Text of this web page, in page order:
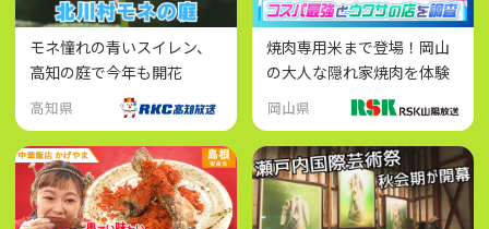
モネ憧れの青いスイレン、
高知の庭で今年も開花
高知県
焼肉専用米まで登場！岡山
の大人な隠れ家焼肉を体験
岡山県